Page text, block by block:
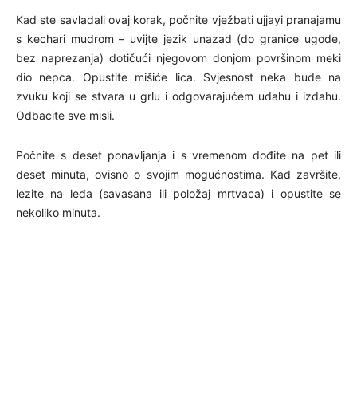
Kad ste savladali ovaj korak, počnite vježbati ujjayi pranajamu
s kechari mudrom – uvijte jezik unazad (do granice ugode,
bez naprezanja) dotičući njegovom donjom površinom meki
dio nepca. Opustite mišiće lica. Svjesnost neka bude na
zvuku koji se stvara u grlu i odgovarajućem udahu i izdahu.
Odbacite sve misli.
Počnite s deset ponavljanja i s vremenom dođite na pet ili
deset minuta, ovisno o svojim mogućnostima. Kad završite,
lezite na leđa (savasana ili položaj mrtvaca) i opustite se
nekoliko minuta.